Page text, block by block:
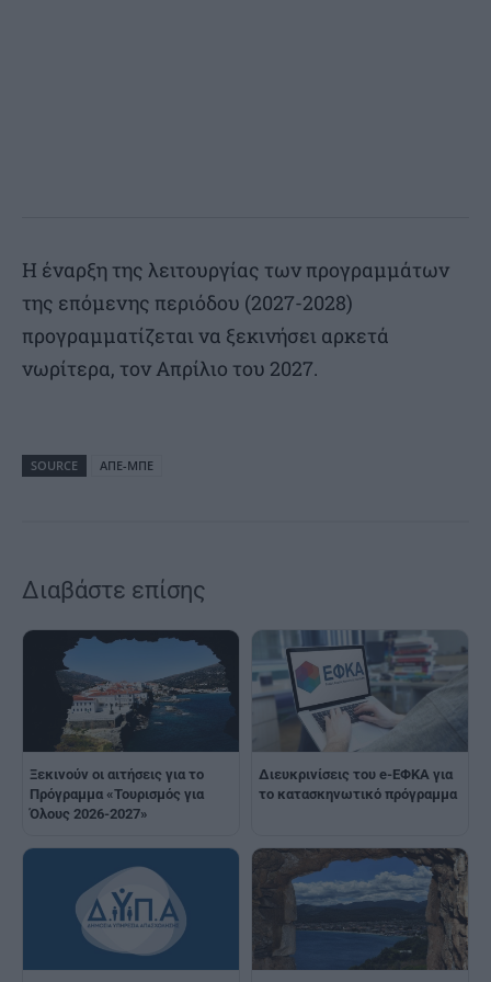
Η έναρξη της λειτουργίας των προγραμμάτων
της επόμενης περιόδου (2027-2028)
προγραμματίζεται να ξεκινήσει αρκετά
νωρίτερα, τον Απρίλιο του 2027.
SOURCE ΑΠΕ-ΜΠΕ
Διαβάστε επίσης
Ξεκινούν οι αιτήσεις για το
Πρόγραμμα «Τουρισμός για
Όλους 2026-2027»
Διευκρινίσεις του e-ΕΦΚΑ για
το κατασκηνωτικό πρόγραμμα